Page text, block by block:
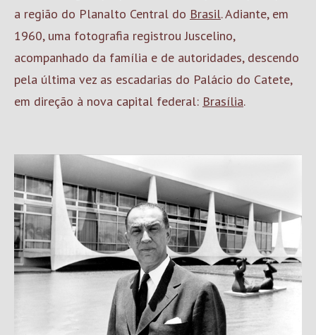
a região do Planalto Central do Brasil. Adiante, em
1960, uma fotografia registrou Juscelino,
acompanhado da família e de autoridades, descendo
pela última vez as escadarias do Palácio do Catete,
em direção à nova capital federal: Brasília.